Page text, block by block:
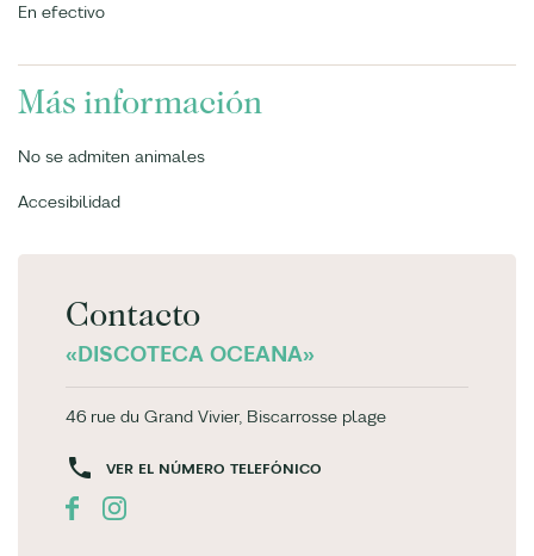
En efectivo
Más información
No se admiten animales
Accesibilidad
Contacto
«DISCOTECA OCEANA»
46 rue du Grand Vivier, Biscarrosse plage
VER EL NÚMERO TELEFÓNICO